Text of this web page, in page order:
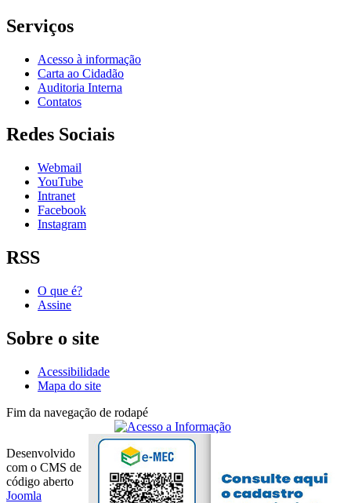
Serviços
Acesso à informação
Carta ao Cidadão
Auditoria Interna
Contatos
Redes Sociais
Webmail
YouTube
Intranet
Facebook
Instagram
RSS
O que é?
Assine
Sobre o site
Acessibilidade
Mapa do site
Fim da navegação de rodapé
Desenvolvido
com o CMS de
código aberto
Joomla